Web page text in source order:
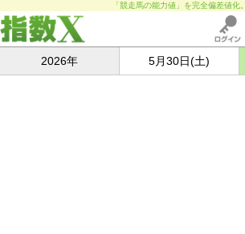
「競走馬の能力値」を完全偏差値化。
2026年 5月30日(土)